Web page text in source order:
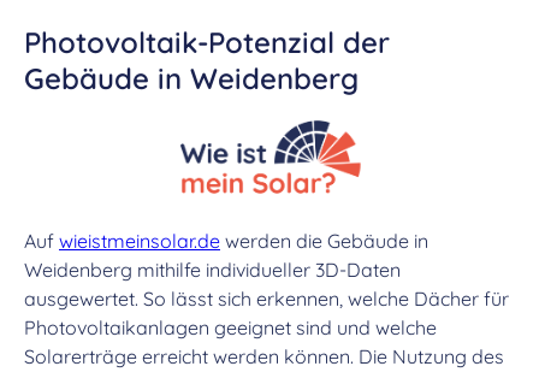
Photovoltaik-Potenzial der
Gebäude in Weidenberg
Auf wieistmeinsolar.de werden die Gebäude in
Weidenberg mithilfe individueller 3D-Daten
ausgewertet. So lässt sich erkennen, welche Dächer für
Photovoltaikanlagen geeignet sind und welche
Solarerträge erreicht werden können. Die Nutzung des